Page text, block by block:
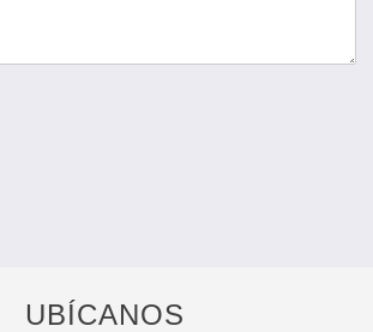
UBÍCANOS